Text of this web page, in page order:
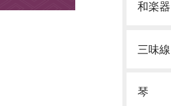
和楽器
三味線
琴